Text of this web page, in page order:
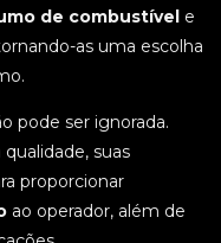
de combustível e
as uma escolha
pode ser ignorada.
suas
proporcionar
ao operador, além de